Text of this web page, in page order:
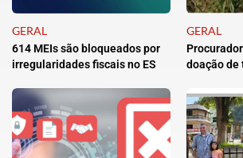
GERAL
614 MEIs são bloqueados por
irregularidades fiscais no ES
GERAL
doação de